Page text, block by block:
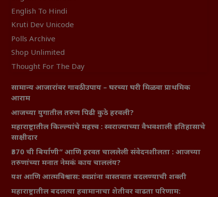
English To Hindi
Kruti Dev Unicode
Polls Archive
Shop Unlimited
Thought For The Day
सामान्य आजारांवर गावठी उपाय – घरच्या घरी मिळवा प्राथमिक
आराम
आजच्या युगातील तरुण पिढी कुठे हरवली?
महाराष्ट्रातील किल्ल्यांचे महत्त्व : स्वराज्याच्या वैभवशाली इतिहासाचे
साक्षीदार
₹370 ची बिर्याणी” आणि हरवत चाललेली संवेदनशीलता : आजच्या
तरुणांच्या मनात नेमकं काय चाललंय?
यश आणि आत्मविश्वास: स्वप्नांना वास्तवात बदलण्याची शक्ती
महाराष्ट्रातील बदलत्या हवामानाचा शेतीवर वाढता परिणाम: